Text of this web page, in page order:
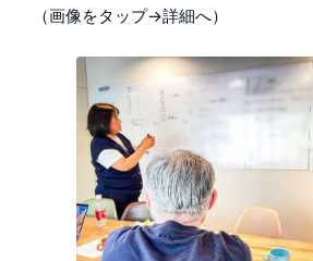
（画像をタップ→詳細へ）